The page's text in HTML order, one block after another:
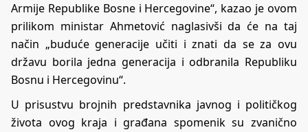
Armije Republike Bosne i Hercegovine“, kazao je ovom
prilikom ministar Ahmetović naglasivši da će na taj
način „buduće generacije učiti i znati da se za ovu
državu borila jedna generacija i odbranila Republiku
Bosnu i Hercegovinu“.
U prisustvu brojnih predstavnika javnog i političkog
života ovog kraja i građana spomenik su zvanično